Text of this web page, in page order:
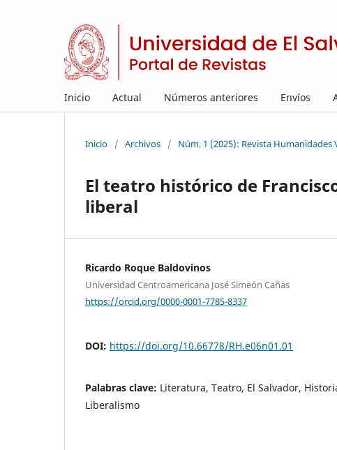
Inicio Actual Números anteriores Envíos
Inicio / Archivos / Núm. 1 (2025): Revista Humanidades
El teatro histórico de
liberal
Ricardo Roque Baldovinos
Universidad Centroamericana José Simeón Cañas
https://orcid.org/0000-0001-7785-8337
DOI: https://doi.org/10.66778/RH.e06n01.01
Palabras clave: Literatura, Teatro, El Salvador,
Liberalismo